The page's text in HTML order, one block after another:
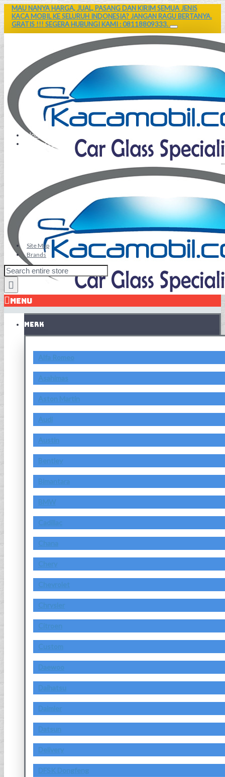
MAU NANYA HARGA, JUAL, PASANG DAN KIRIM SEMUA JENIS
KACA MOBIL KE SELURUH INDONESIA? JANGAN RAGU BERTANYA.
GRATIS !!! SEGERA HUBUNGI KAMI : 08118809333.
Home
Contact Us
Site Map
Brands
MENU
MERK
Alfa Romeo
Asahimas
Aston Martin
Audi
Austin
Bentley
Bimantara
BMW
Cadillac
Chana
Chery
Chevrolet
Chrysler
Citroen
Custom
Daewoo
Daihatsu
Daimler
Datsun
Delivery
DFSK Dongfeng